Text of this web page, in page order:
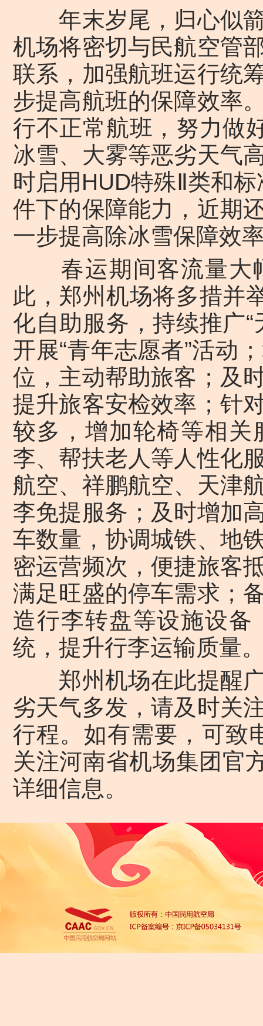
年末岁尾，归心似箭
机场将密切与民航空管
联系，加强航班运行统
步提高航班的保障效率
行不正常航班，努力做
冰雪、大雾等恶劣天气
时启用HUD特殊Ⅱ类和
件下的保障能力，近期
一步提高除冰雪保障效
春运期间客流量大
此，郑州机场将多措并
化自助服务，持续推广
开展“青年志愿者”活动
位，主动帮助旅客；及
提升旅客安检效率；针
较多，增加轮椅等相
李、帮扶老人等人性化
航空、祥鹏航空、天津
李免提服务；及时增加
车数量，协调城铁、地
密运营频次，便捷旅客
满足旺盛的停车需求；
造行李转盘等设施设
统，提升行李运输质量
郑州机场在此提醒广
劣天气多发，请及时关
行程。如有需要，可致
关注河南省机场集团官
详细信息。